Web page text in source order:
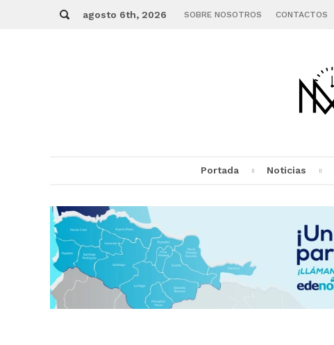
Buscar
agosto 6th, 2026 SOBRE NOSOTROS CONTACTOS
Portada Noticias